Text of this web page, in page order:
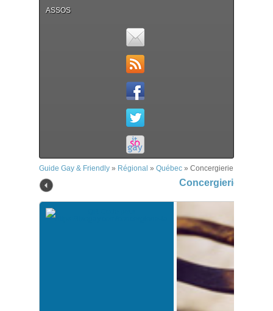
ASSOS
Guide Gay & Friendly » Régional » Québec » Concergierie (La)
Concergierie (La)